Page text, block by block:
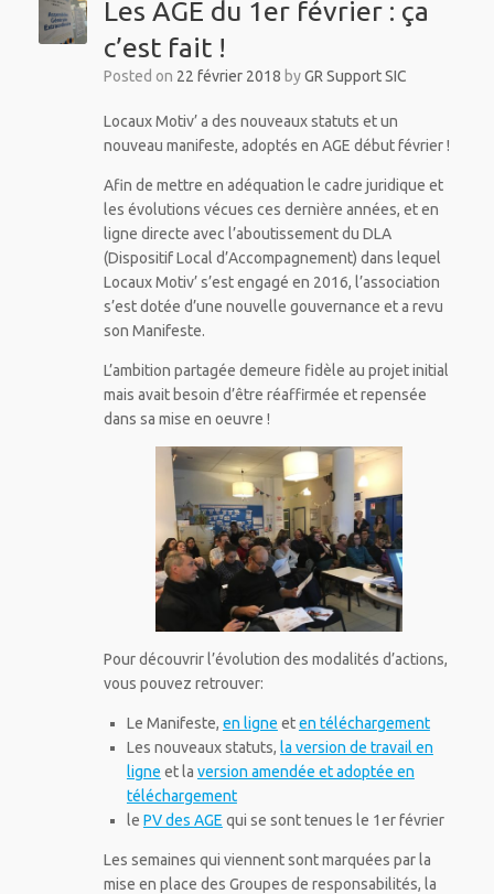
Les AGE du 1er février : ça
c’est fait !
Posted on 22 février 2018 byGR Support SIC
Locaux Motiv’ a des nouveaux statuts et un
nouveau manifeste, adoptés en AGE début février !
Afin de mettre en adéquation le cadre juridique et
les évolutions vécues ces dernière années, et en
ligne directe avec l’aboutissement du DLA
(Dispositif Local d’Accompagnement) dans lequel
Locaux Motiv’ s’est engagé en 2016, l’association
s’est dotée d’une nouvelle gouvernance et a revu
son Manifeste.
L’ambition partagée demeure fidèle au projet initial
mais avait besoin d’être réaffirmée et repensée
dans sa mise en oeuvre !
Pour découvrir l’évolution des modalités d’actions,
vous pouvez retrouver:
Le Manifeste, en ligne eten téléchargement
Les nouveaux statuts, la version de travail en
ligne et la version amendée et adoptée en
téléchargement
le PV des AGE qui se sont tenues le 1er février
Les semaines qui viennent sont marquées par la
mise en place des Groupes de responsabilités, la